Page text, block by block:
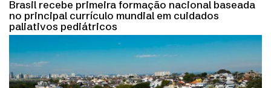
Brasil recebe primeira formação nacional baseada
no principal currículo mundial em cuidados
paliativos pediátricos